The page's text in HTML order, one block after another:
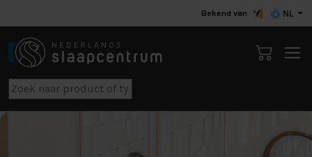
Bekend van NL